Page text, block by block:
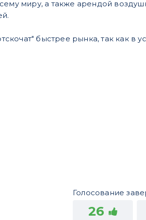
миру, а также арендой
быстрее рынка, так как в
Голосование
26